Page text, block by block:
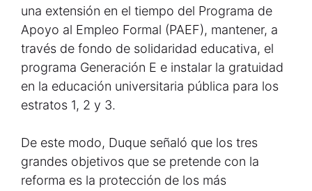
una extensión en el tiempo del Programa de
Apoyo al Empleo Formal (PAEF), mantener, a
través de fondo de solidaridad educativa, el
programa Generación E e instalar la gratuidad
en la educación universitaria pública para los
estratos 1, 2 y 3.
De este modo, Duque señaló que los tres
grandes objetivos que se pretende con la
reforma es la protección de los más